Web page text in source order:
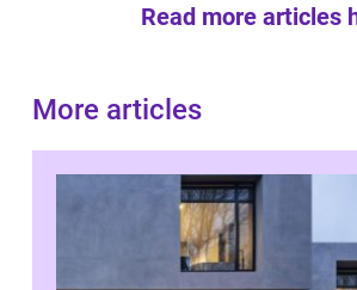
Read more articles
More articles